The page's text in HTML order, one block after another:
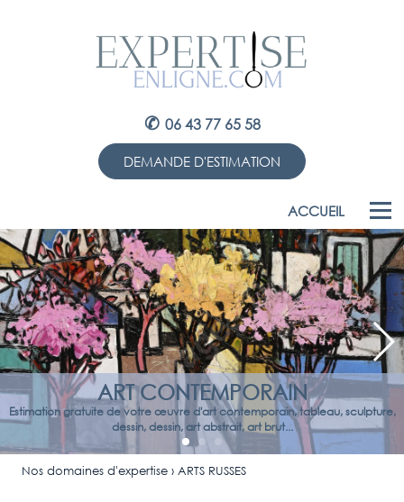
✆ 06 43 77 65 58
DEMANDE D'ESTIMATION
ACCUEIL
ART CONTEMPORAIN
Estimation gratuite de votre œuvre d'art contemporain, tableau, sculpture,
dessin, dessin, art abstrait, art brut...
Nos domaines d'expertise› ARTS RUSSES